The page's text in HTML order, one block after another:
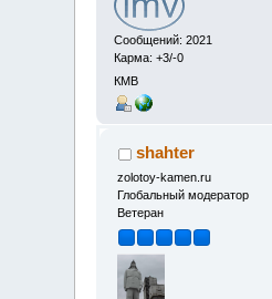
Сообщений: 2021
Карма: +3/-0
КМВ
shahter
zolotoy-kamen.ru
Глобальный модератор
Ветеран